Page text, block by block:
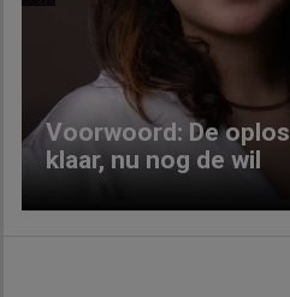
Voorwoord: De
klaar, nu nog de wil